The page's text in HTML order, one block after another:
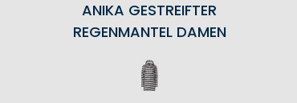
ANIKA GESTREIFTER
REGENMANTEL DAMEN